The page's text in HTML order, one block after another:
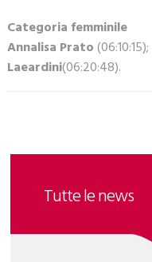
Tutte le news
Categoria femminile
Annalisa Prato (06:10:15);
Laeardini(06:20:48).